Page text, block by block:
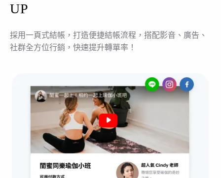
UP
採用一頁式結帳，打造便捷結帳流程，搭配影音、廣告、
社群全方位行銷，快速提升轉單率！